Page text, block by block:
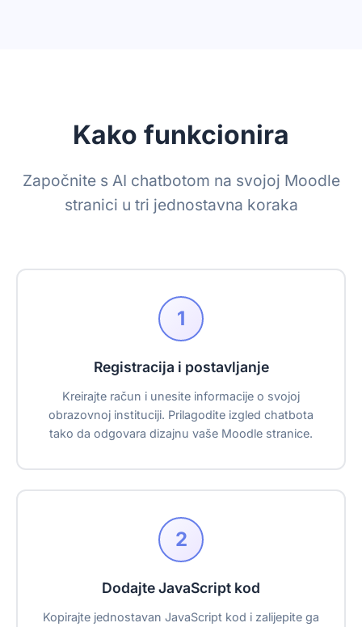
Kako funkcionira
Započnite s AI chatbotom na svojoj Moodle
stranici u tri jednostavna koraka
1
Registracija i postavljanje
Kreirajte račun i unesite informacije o svojoj
obrazovnoj instituciji. Prilagodite izgled chatbota
tako da odgovara dizajnu vaše Moodle stranice.
2
Dodajte JavaScript kod
Kopirajte jednostavan JavaScript kod i zalijepite ga